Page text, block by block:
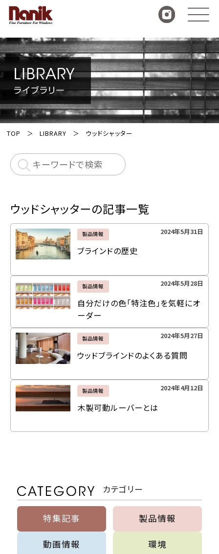
TOP LIBRARY ウッドシャッター
ウッドシャッターの記事一覧
製品情報 2024年5月31日
ブラインドの歴史
製品情報 2024年5月28日
自分だけの色「特注色」を気軽にオ
ーダー
製品情報 2024年5月27日
ウッドブラインドのよくある質問
製品情報 2024年4月12日
木製可動ルーバーとは
カテゴリー
特集記事 製品情報
動画情報 環境